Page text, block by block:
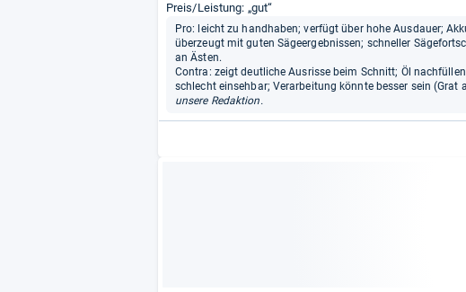
Preis/Leistung: „gut“
Pro: leicht zu handhaben; verfügt über hohe Ausdauer;
überzeugt mit guten Sägeergebnissen; schneller
an Ästen.
Contra: zeigt deutliche Ausrisse beim Schnitt; Öl
schlecht einsehbar; Verarbeitung könnte besser sein (Grat
unsere Redaktion.